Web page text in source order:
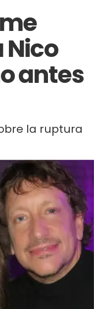
Nico
antes
la ruptura